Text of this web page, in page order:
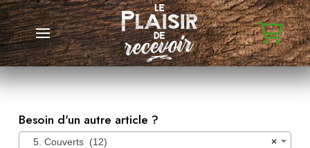
Besoin d'un autre article ?
×
5. Couverts (12)